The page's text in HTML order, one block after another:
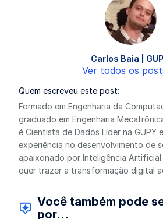
Carlos Baia |
Ver todos os
Quem escreveu este post:
Formado em Engenharia da
graduado em Engenharia
é Cientista de Dados Líder na GUPY
experiência no desenvolvimento de
apaixonado por Inteligência Artificial
quer trazer a transformação digital
Você também pode
por...